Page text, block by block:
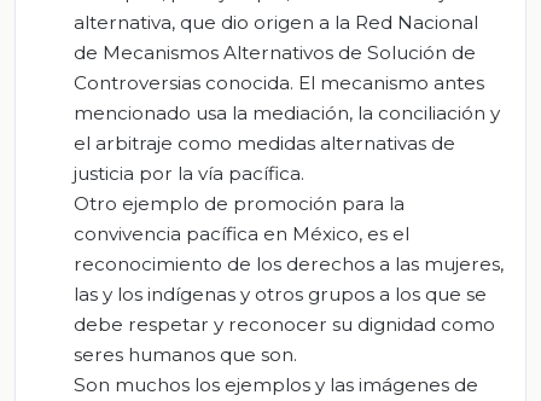
alternativa, que dio origen a la Red Nacional
de Mecanismos Alternativos de Solución de
Controversias conocida. El mecanismo antes
mencionado usa la mediación, la conciliación y
el arbitraje como medidas alternativas de
justicia por la vía pacífica.
Otro ejemplo de promoción para la
convivencia pacífica en México, es el
reconocimiento de los derechos a las mujeres,
las y los indígenas y otros grupos a los que se
debe respetar y reconocer su dignidad como
seres humanos que son.
Son muchos los ejemplos y las imágenes de